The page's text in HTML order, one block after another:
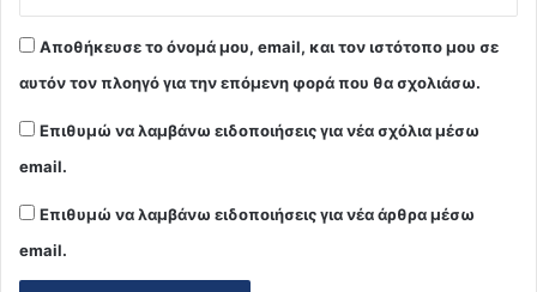
Αποθήκευσε το όνομά μου, email, και τον ιστότοπο μου σε
αυτόν τον πλοηγό για την επόμενη φορά που θα σχολιάσω.
Επιθυμώ να λαμβάνω ειδοποιήσεις για νέα σχόλια μέσω
email.
Επιθυμώ να λαμβάνω ειδοποιήσεις για νέα άρθρα μέσω
email.